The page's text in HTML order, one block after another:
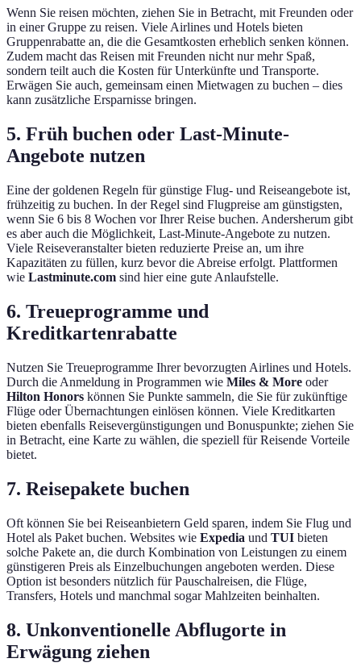
Wenn Sie reisen möchten, ziehen Sie in Betracht, mit Freunden oder
in einer Gruppe zu reisen. Viele Airlines und Hotels bieten
Gruppenrabatte an, die die Gesamtkosten erheblich senken können.
Zudem macht das Reisen mit Freunden nicht nur mehr Spaß,
sondern teilt auch die Kosten für Unterkünfte und Transporte.
Erwägen Sie auch, gemeinsam einen Mietwagen zu buchen – dies
kann zusätzliche Ersparnisse bringen.
5. Früh buchen oder Last-Minute-
Angebote nutzen
Eine der goldenen Regeln für günstige Flug- und Reiseangebote ist,
frühzeitig zu buchen. In der Regel sind Flugpreise am günstigsten,
wenn Sie 6 bis 8 Wochen vor Ihrer Reise buchen. Andersherum gibt
es aber auch die Möglichkeit, Last-Minute-Angebote zu nutzen.
Viele Reiseveranstalter bieten reduzierte Preise an, um ihre
Kapazitäten zu füllen, kurz bevor die Abreise erfolgt. Plattformen
wie Lastminute.com sind hier eine gute Anlaufstelle.
6. Treueprogramme und
Kreditkartenrabatte
Nutzen Sie Treueprogramme Ihrer bevorzugten Airlines und Hotels.
Durch die Anmeldung in Programmen wie Miles & More oder
Hilton Honors können Sie Punkte sammeln, die Sie für zukünftige
Flüge oder Übernachtungen einlösen können. Viele Kreditkarten
bieten ebenfalls Reisevergünstigungen und Bonuspunkte; ziehen Sie
in Betracht, eine Karte zu wählen, die speziell für Reisende Vorteile
bietet.
7. Reisepakete buchen
Oft können Sie bei Reiseanbietern Geld sparen, indem Sie Flug und
Hotel als Paket buchen. Websites wie Expedia und TUI bieten
solche Pakete an, die durch Kombination von Leistungen zu einem
günstigeren Preis als Einzelbuchungen angeboten werden. Diese
Option ist besonders nützlich für Pauschalreisen, die Flüge,
Transfers, Hotels und manchmal sogar Mahlzeiten beinhalten.
8. Unkonventionelle Abflugorte in
Erwägung ziehen